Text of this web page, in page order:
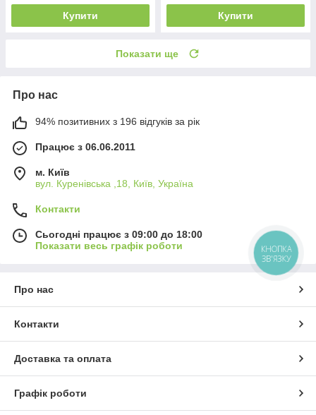
Купити Купити
Показати ще
Про нас
94% позитивних з 196 відгуків за рік
Працює з 06.06.2011
м. Київ
вул. Куренівська ,18, Київ, Україна
Контакти
Сьогодні працює з 09:00 до 18:00
Показати весь графік роботи
Про нас
Контакти
Доставка та оплата
Графік роботи
КНОПКА
ЗВ'ЯЗКУ